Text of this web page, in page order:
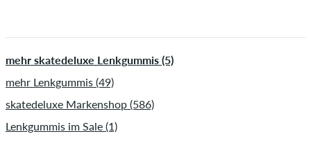
mehr skatedeluxe Lenkgummis (5)
mehr Lenkgummis (49)
skatedeluxe Markenshop (586)
Lenkgummis im Sale (1)